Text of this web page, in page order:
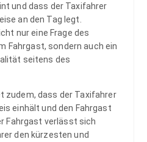
und dass der Taxifahrer
an den Tag legt.
nur eine Frage des
Fahrgast, sondern auch ein
seitens des
zudem, dass der Taxifahrer
einhält und den Fahrgast
Fahrgast verlässt sich
den kürzesten und